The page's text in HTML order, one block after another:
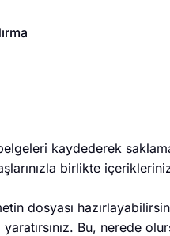
kaydederek
birlikte
dosyası
Bu, nerede